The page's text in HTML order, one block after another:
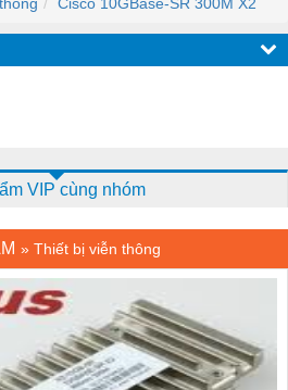
VIP cùng nhóm
» Thiết bị viễn thông